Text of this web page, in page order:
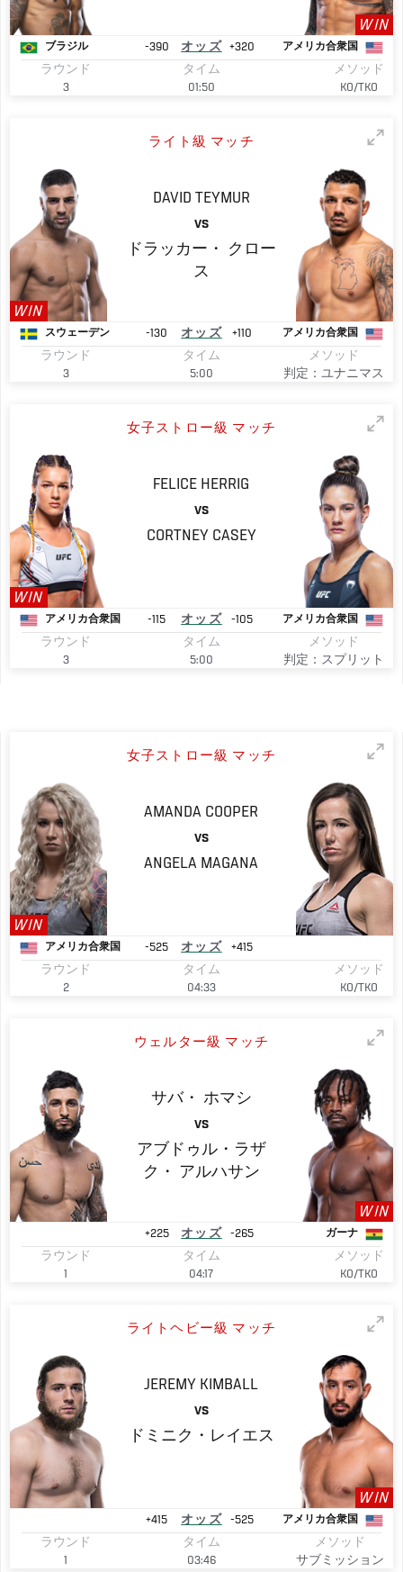
WIN
ブラジル -390 オッズ +320 アメリカ合衆国
ラウンド
3
タイム
01:50
メソッド
KO/TKO
ライト級 マッチ
WIN
DAVID TEYMUR
VS
ドラッカー・
クロー
ス
スウェーデン -130 オッズ +110 アメリカ合衆国
ラウンド
3
タイム
5:00
メソッド
判定：ユナニマス
女子ストロー級 マッチ
WIN
FELICE HERRIG
VS
CORTNEY CASEY
アメリカ合衆国 -115 オッズ -105 アメリカ合衆国
ラウンド
3
タイム
5:00
メソッド
判定：スプリット
女子ストロー級 マッチ
WIN
AMANDA COOPER
VS
ANGELA MAGANA
アメリカ合衆国 -525 オッズ
+415
ラウンド
2
タイム
04:33
メソッド
KO/TKO
ウェルター級 マッチ
サバ・ ホマシ
VS
アブドゥル・ラザ
ク・
アルハサン
WIN
+225 オッズ -265 ガーナ
ラウンド
1
タイム
04:17
メソッド
KO/TKO
ライトヘビー級 マッチ
JEREMY KIMBALL
VS
ドミニク・レイエス
WIN
+415 オッズ -525 アメリカ合衆国
ラウンド
1
タイム
03:46
メソッド
サブミッション